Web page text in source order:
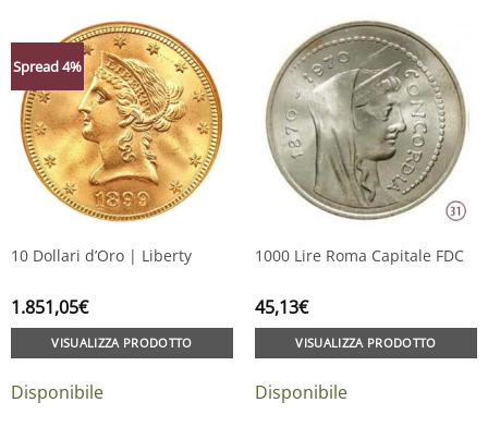
Spread 4%
10 Dollari d’Oro | Liberty
1.851,05€
VISUALIZZA PRODOTTO
Disponibile
1000 Lire Roma Capitale FDC
45,13€
VISUALIZZA PRODOTTO
Disponibile